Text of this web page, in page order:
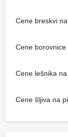
Cene breskvi
Cene borovnice
Cene lešnika
Cene šljiva na